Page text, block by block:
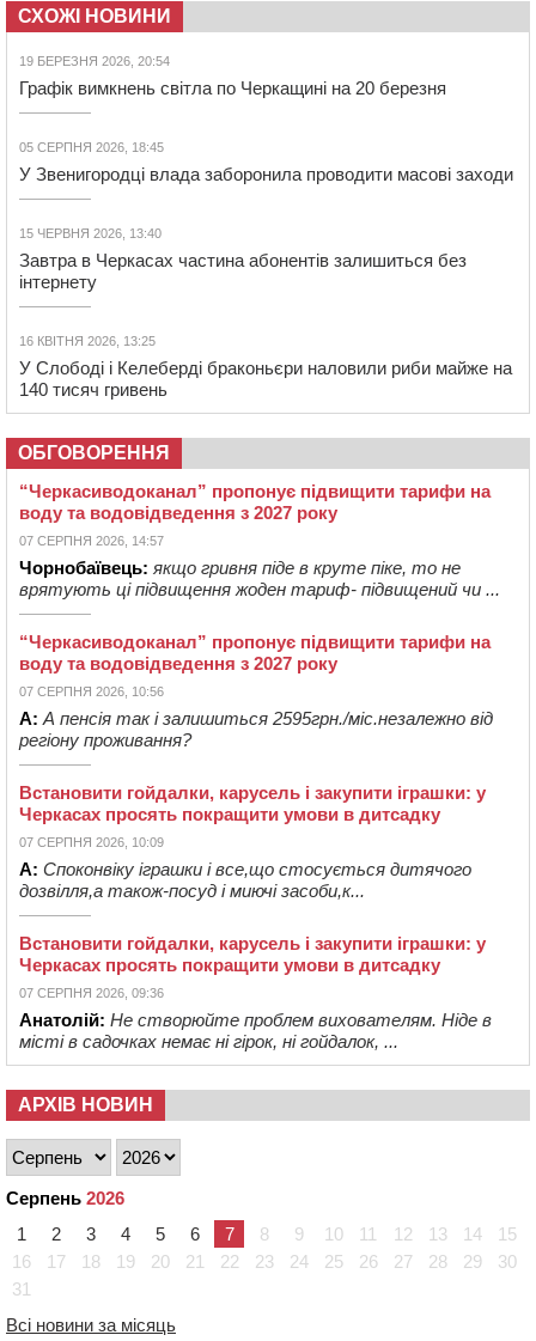
СХОЖІ НОВИНИ
19 БЕРЕЗНЯ 2026, 20:54
Графік вимкнень світла по Черкащині на 20 березня
05 СЕРПНЯ 2026, 18:45
У Звенигородці влада заборонила проводити масові заходи
15 ЧЕРВНЯ 2026, 13:40
Завтра в Черкасах частина абонентів залишиться без
інтернету
16 КВІТНЯ 2026, 13:25
У Слободі і Келеберді браконьєри наловили риби майже на
140 тисяч гривень
ОБГОВОРЕННЯ
“Черкасиводоканал” пропонує підвищити тарифи на
воду та водовідведення з 2027 року
07 СЕРПНЯ 2026, 14:57
Чорнобаївець: якщо гривня піде в круте піке, то не
врятують ці підвищення жоден тариф- підвищений чи ...
“Черкасиводоканал” пропонує підвищити тарифи на
воду та водовідведення з 2027 року
07 СЕРПНЯ 2026, 10:56
А: А пенсія так і залишиться 2595грн./міс.незалежно від
регіону проживання?
Встановити гойдалки, карусель і закупити іграшки: у
Черкасах просять покращити умови в дитсадку
07 СЕРПНЯ 2026, 10:09
А: Споконвіку іграшки і все,що стосується дитячого
дозвілля,а також-посуд і миючі засоби,к...
Встановити гойдалки, карусель і закупити іграшки: у
Черкасах просять покращити умови в дитсадку
07 СЕРПНЯ 2026, 09:36
Анатолій: Не створюйте проблем вихователям. Ніде в
місті в садочках немає ні гірок, ні гойдалок, ...
АРХІВ НОВИН
Серпень 2026
1
2 3 4 5 6 7 8 9 10 11 12 13 14
15
16
17 18 19 20 21 22 23 24 25 26 27 28 29
30
31
Всі новини за місяць